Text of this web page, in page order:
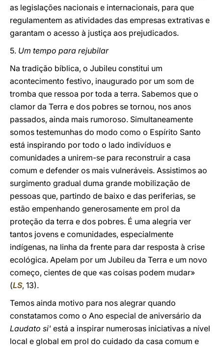
as legislações nacionais e internacionais, para que
regulamentem as atividades das empresas extrativas e
garantam o acesso à justiça aos prejudicados.
5. Um tempo para rejubilar
Na tradição bíblica, o Jubileu constitui um
acontecimento festivo, inaugurado por um som de
tromba que ressoa por toda a terra. Sabemos que o
clamor da Terra e dos pobres se tornou, nos anos
passados, ainda mais rumoroso. Simultaneamente
somos testemunhas do modo como o Espírito Santo
está inspirando por todo o lado indivíduos e
comunidades a unirem-se para reconstruir a casa
comum e defender os mais vulneráveis. Assistimos ao
surgimento gradual duma grande mobilização de
pessoas que, partindo de baixo e das periferias, se
estão empenhando generosamente em prol da
proteção da terra e dos pobres. É uma alegria ver
tantos jovens e comunidades, especialmente
indígenas, na linha da frente para dar resposta à crise
ecológica. Apelam por um Jubileu da Terra e um novo
começo, cientes de que «as coisas podem mudar»
(LS, 13).
Temos ainda motivo para nos alegrar quando
constatamos como o Ano especial de aniversário da
Laudato si' está a inspirar numerosas iniciativas a nível
local e global em prol do cuidado da casa comum e